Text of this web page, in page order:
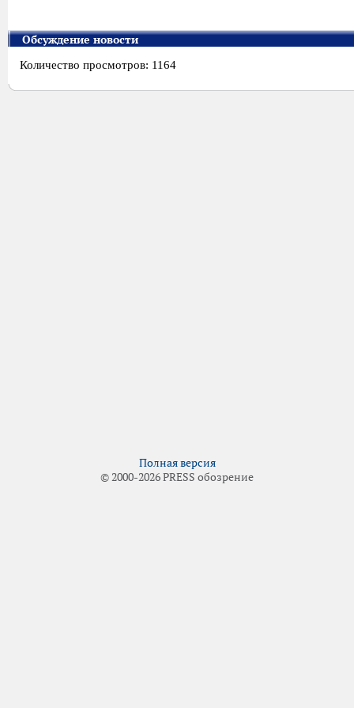
Обсуждение новости
Количество просмотров: 1164
Полная версия
© 2000-2026 PRESS обозрение